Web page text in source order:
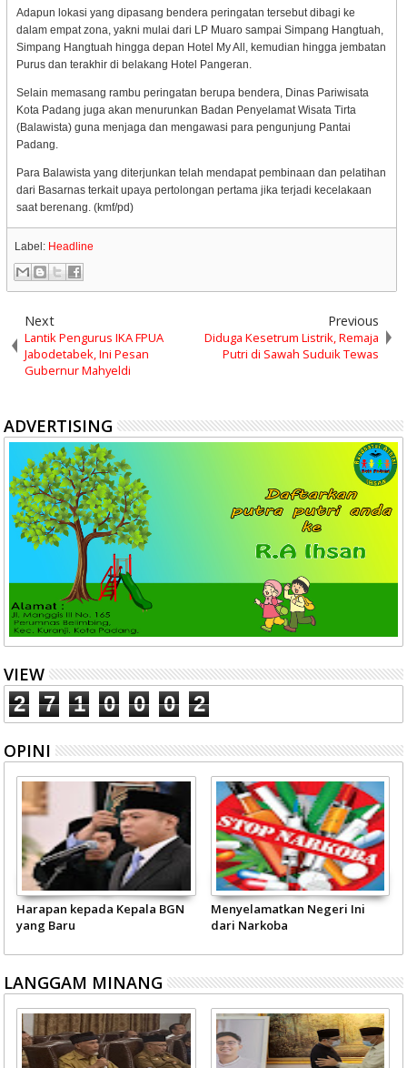
Adapun lokasi yang dipasang bendera peringatan tersebut dibagi ke
dalam empat zona, yakni mulai dari LP Muaro sampai Simpang Hangtuah,
Simpang Hangtuah hingga depan Hotel My All, kemudian hingga jembatan
Purus dan terakhir di belakang Hotel Pangeran.
Selain memasang rambu peringatan berupa bendera, Dinas Pariwisata
Kota Padang juga akan menurunkan Badan Penyelamat Wisata Tirta
(Balawista) guna menjaga dan mengawasi para pengunjung Pantai
Padang.
Para Balawista yang diterjunkan telah mendapat pembinaan dan pelatihan
dari Basarnas terkait upaya pertolongan pertama jika terjadi kecelakaan
saat berenang. (kmf/pd)
Label: Headline
Next
Lantik Pengurus IKA FPUA
Jabodetabek, Ini Pesan
Gubernur Mahyeldi
Previous
Diduga Kesetrum Listrik, Remaja
Putri di Sawah Suduik Tewas
ADVERTISING
VIEW
2 7 1 0 0 0 2
OPINI
Harapan kepada Kepala BGN
yang Baru
Menyelamatkan Negeri Ini
dari Narkoba
LANGGAM MINANG